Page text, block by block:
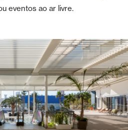
eventos ao ar livre.